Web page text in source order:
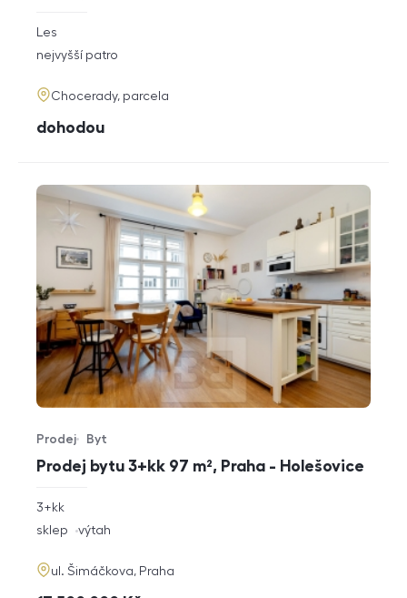
rozměry
dispozice
Les
funkce
nejvyšší patro
adresa
Chocerady, parcela
cena
dohodou
Prodej bytu 3+kk 97 m², Praha - Holešovice
Typ nabídky
Prodej
Typ nemovitosti
Byt
rozměry
dispozice
3+kk
funkce
sklep výtah
adresa
ul. Šimáčkova, Praha